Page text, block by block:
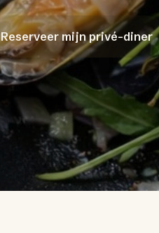
Reserveer mijn privé-diner